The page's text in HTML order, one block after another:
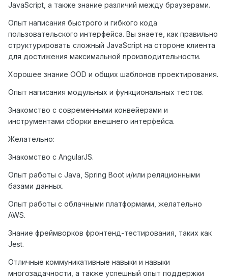
JavaScript, а также знание различий между браузерами.
Опыт написания быстрого и гибкого кода
пользовательского интерфейса. Вы знаете, как правильно
структурировать сложный JavaScript на стороне клиента
для достижения максимальной производительности.
Хорошее знание OOD и общих шаблонов проектирования.
Опыт написания модульных и функциональных тестов.
Знакомство с современными конвейерами и
инструментами сборки внешнего интерфейса.
Желательно:
Знакомство с AngularJS.
Опыт работы с Java, Spring Boot и/или реляционными
базами данных.
Опыт работы с облачными платформами, желательно
AWS.
Знание фреймворков фронтенд-тестирования, таких как
Jest.
Отличные коммуникативные навыки и навыки
многозадачности, а также успешный опыт поддержки